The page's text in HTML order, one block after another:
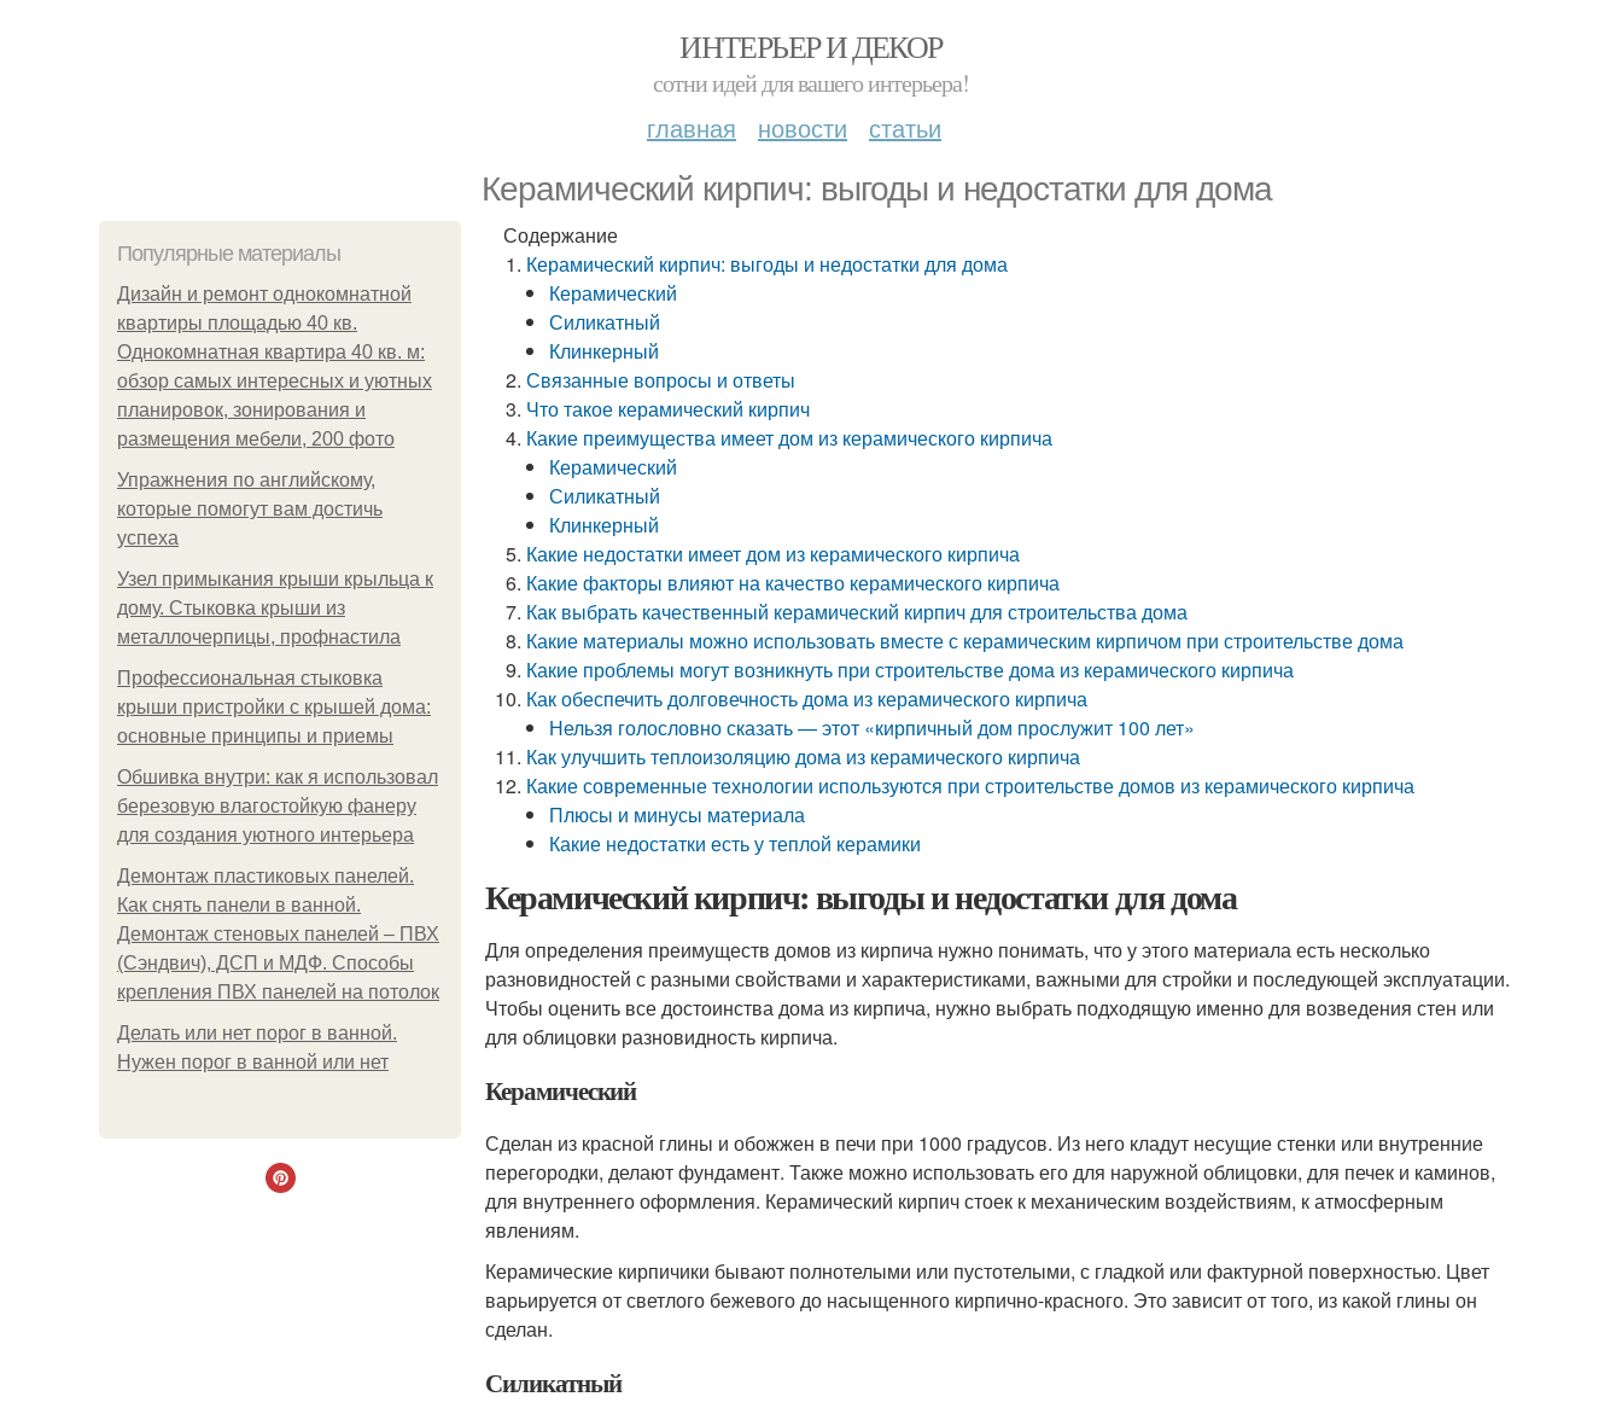
ИНТЕРЬЕР И ДЕКОР
сотни идей для вашего интерьера!
главная новости статьи
Керамический кирпич: выгоды и недостатки для дома
Популярные материалы
Дизайн и ремонт однокомнатной
квартиры площадью 40 кв.
Однокомнатная квартира 40 кв. м:
обзор самых интересных и уютных
планировок, зонирования и
размещения мебели, 200 фото
Упражнения по английскому,
которые помогут вам достичь
успеха
Узел примыкания крыши крыльца к
дому. Стыковка крыши из
металлочерпицы, профнастила
Профессиональная стыковка
крыши пристройки с крышей дома:
основные принципы и приемы
Обшивка внутри: как я использовал
березовую влагостойкую фанеру
для создания уютного интерьера
Демонтаж пластиковых панелей.
Как снять панели в ванной.
Демонтаж стеновых панелей – ПВХ
(Сэндвич), ДСП и МДФ. Способы
крепления ПВХ панелей на потолок
Делать или нет порог в ванной.
Нужен порог в ванной или нет
Содержание
Керамический кирпич: выгоды и недостатки для дома
Керамический
Силикатный
Клинкерный
Связанные вопросы и ответы
Что такое керамический кирпич
Какие преимущества имеет дом из керамического кирпича
Керамический
Силикатный
Клинкерный
Какие недостатки имеет дом из керамического кирпича
Какие факторы влияют на качество керамического кирпича
Как выбрать качественный керамический кирпич для строительства дома
Какие материалы можно использовать вместе с керамическим кирпичом при строительстве дома
Какие проблемы могут возникнуть при строительстве дома из керамического кирпича
Как обеспечить долговечность дома из керамического кирпича
Нельзя голословно сказать — этот «кирпичный дом прослужит 100 лет»
Как улучшить теплоизоляцию дома из керамического кирпича
Какие современные технологии используются при строительстве домов из керамического кирпича
Плюсы и минусы материала
Какие недостатки есть у теплой керамики
Керамический кирпич: выгоды и недостатки для дома
Для определения преимуществ домов из кирпича нужно понимать, что у этого материала есть несколько
разновидностей с разными свойствами и характеристиками, важными для стройки и последующей эксплуатации.
Чтобы оценить все достоинства дома из кирпича, нужно выбрать подходящую именно для возведения стен или
для облицовки разновидность кирпича.
Керамический
Сделан из красной глины и обожжен в печи при 1000 градусов. Из него кладут несущие стенки или внутренние
перегородки, делают фундамент. Также можно использовать его для наружной облицовки, для печек и каминов,
для внутреннего оформления. Керамический кирпич стоек к механическим воздействиям, к атмосферным
явлениям.
Керамические кирпичики бывают полнотелыми или пустотелыми, с гладкой или фактурной поверхностью. Цвет
варьируется от светлого бежевого до насыщенного кирпично-красного. Это зависит от того, из какой глины он
сделан.
Силикатный